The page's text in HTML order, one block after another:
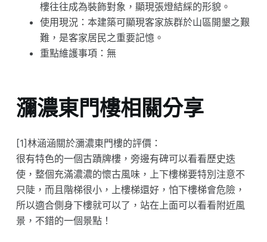
樓往往成為裝飾對象，顯現張燈結綵的形貌。
使用現況：本建築可顯現客家族群於山區開墾之艱
難，是客家居民之重要記憶。
重點維護事項：無
瀰濃東門樓相關分享
[1]林涵涵關於瀰濃東門樓的評價：
很有特色的一個古蹟牌樓，旁邊有碑可以看看歷史迭
使，整個充滿濃濃的懷古風味，上下樓梯要特別注意不
只陡，而且階梯很小，上樓梯還好，怕下樓梯會危險，
所以適合側身下樓就可以了，站在上面可以看看附近風
景，不錯的一個景點！